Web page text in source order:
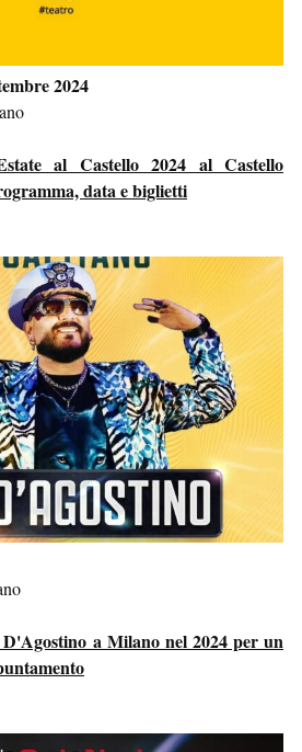
2024
al Castello 2024 al Castello
data e biglietti
a Milano nel 2024 per un